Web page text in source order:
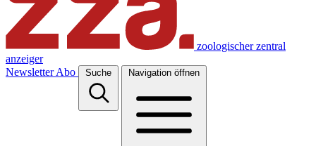
zoologischer zentral
anzeiger
Newsletter Abo Suche Navigation öffnen